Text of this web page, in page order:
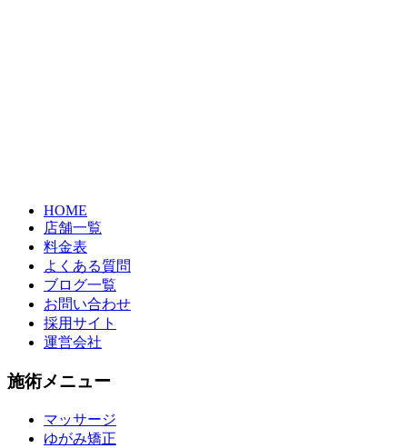
HOME
店舗一覧
料金表
よくある質問
ブログ一覧
お問い合わせ
採用サイト
運営会社
施術メニュー
マッサージ
ゆがみ矯正